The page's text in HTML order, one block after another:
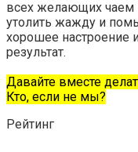
всех желающих чаем
утолить жажду и
хорошее настроение
результат.
Давайте вместе
Кто, если не мы?
Рейтинг